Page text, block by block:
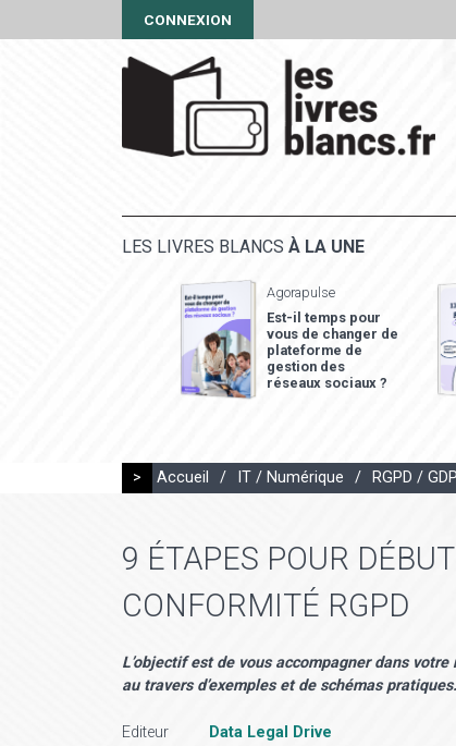
CONNEXION
LES LIVRES BLANCS À LA UNE
Agorapulse
Est-il temps pour
vous de changer de
plateforme de
gestion des
réseaux sociaux ?
> Accueil / IT / Numérique / RGPD /
9 ÉTAPES POUR
CONFORMITÉ RGPD
L’objectif est de vous accompagner dans
au travers d’exemples et de schémas pratiques.
Editeur Data Legal Drive